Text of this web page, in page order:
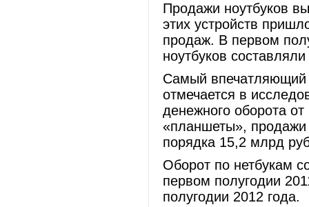
Продажи ноутбуков
этих устройств
продаж. В первом
ноутбуков
Самый впечатляющий
отмечается в
денежного оборота
«планшеты», продажи
порядка 15,2 млрд
Оборот по нетбукам
первом полугодии
полугодии 2012 года.